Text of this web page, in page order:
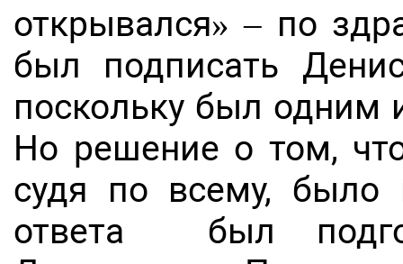
открывался» – по
был подписать
поскольку был одним
Но решение о том,
судя по всему,
ответа был